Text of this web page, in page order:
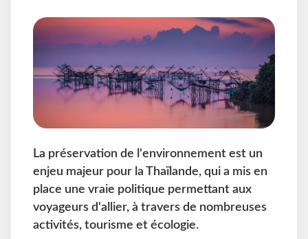
La préservation de l'environnement est un
enjeu majeur pour la Thaïlande, qui a mis en
place une vraie politique permettant aux
voyageurs d'allier, à travers de nombreuses
activités, tourisme et écologie.